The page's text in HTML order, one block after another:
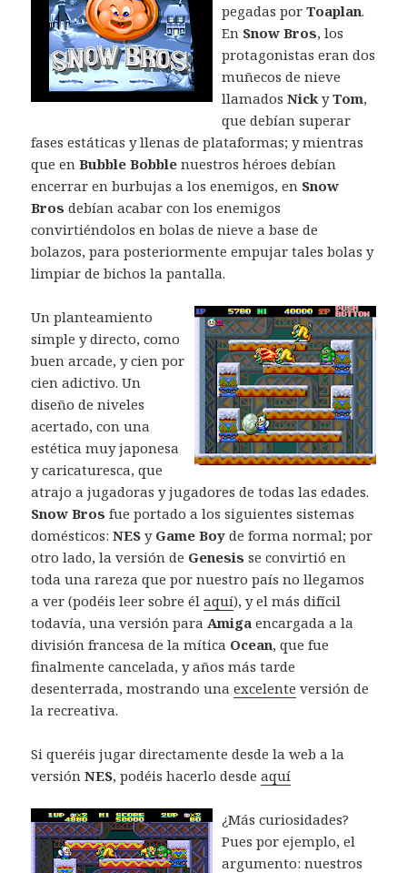
pegadas porToaplan.
En Snow Bros, los
protagonistas eran dos
muñecos de nieve
llamadosNickyTom,
que debían superar
fases estáticas y llenas de plataformas; y mientras
que enBubble Bobble nuestros héroes debían
encerrar en burbujas a los enemigos, en Snow
Bros debían acabar con los enemigos
convirtiéndolos en bolas de nieve a base de
bolazos, para posteriormente empujar tales bolas y
limpiar de bichos la pantalla.
Un planteamiento
simple y directo, como
buen arcade, y cien por
cien adictivo. Un
diseño de niveles
acertado, con una
estética muy japonesa
y caricaturesca, que
atrajo a jugadoras y jugadores de todas las edades.
Snow Bros fue portado a los siguientes sistemas
domésticos:NES y Game Boy de forma normal; por
otro lado, la versión de Genesis se convirtió en
toda una rareza que por nuestro país no llegamos
a ver (podéis leer sobre élaquí), y el más difícil
todavía, una versión paraAmiga encargada a la
división francesa de la mítica Ocean, que fue
finalmente cancelada, y años más tarde
desenterrada, mostrando unaexcelente versión de
la recreativa.
Si queréis jugar directamente desde la web a la
versiónNES, podéis hacerlo desdeaquí
¿Más curiosidades?
Pues por ejemplo, el
argumento: nuestros